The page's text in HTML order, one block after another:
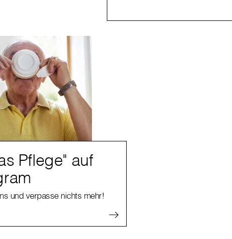
Pflege" auf
und verpasse nichts mehr!